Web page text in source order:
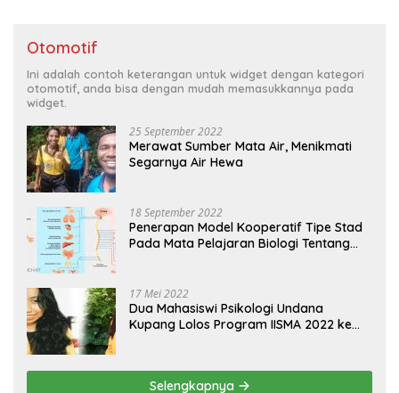
Otomotif
Ini adalah contoh keterangan untuk widget dengan kategori
otomotif, anda bisa dengan mudah memasukkannya pada
widget.
25 September 2022
Merawat Sumber Mata Air, Menikmati
Segarnya Air Hewa
18 September 2022
Penerapan Model Kooperatif Tipe Stad
Pada Mata Pelajaran Biologi Tentang
17 Mei 2022
Dua Mahasiswi Psikologi Undana
Kupang Lolos Program IISMA 2022 ke
Selengkapnya